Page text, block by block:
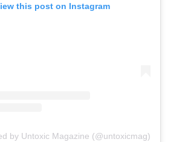
this post on Instagram
by Untoxic Magazine (@untoxicmag)